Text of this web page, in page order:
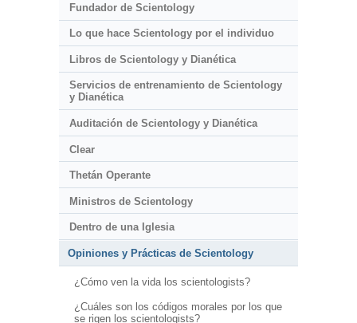
Fundador de Scientology
Lo que hace Scientology por el individuo
Libros de Scientology y Dianética
Servicios de entrenamiento de Scientology
y Dianética
Auditación de Scientology y Dianética
Clear
Thetán Operante
Ministros de Scientology
Dentro de una Iglesia
Opiniones y Prácticas de Scientology
¿Cómo ven la vida los scientologists?
¿Cuáles son los códigos morales por los que
se rigen los scientologists?